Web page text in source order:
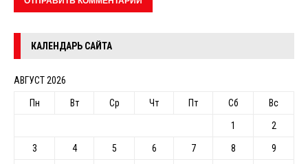
КАЛЕНДАРЬ САЙТА
АВГУСТ 2026
Пн Вт Ср Чт Пт Сб Вс
1 2
3 4 5 6 7 8 9